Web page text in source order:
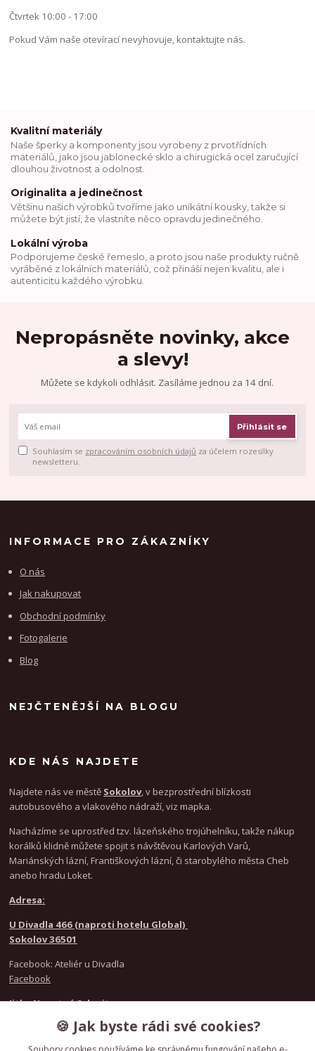
Čtvrtek 10:00 - 17:00
Pokud Vám naše otevírací nevyhovuje, kontaktujte nás.
Kvalitní materiály
Naše šperky a komponenty jsou vyrobeny z prvotřídních
materiálů, jako jsou jablonecké sklo a chirugická ocel zaručující
dlouhou životnost a odolnost.
Originalita a jedinečnost
Většinu našich výrobků tvoříme jako unikátní kousky, takže si
můžete být jistí, že vlastníte něco opravdu jedinečného.
Lokální výroba
Podporujeme české řemeslo, a proto jsou naše produkty ručně
vyráběné z lokálních materiálů, což přináší nejen kvalitu, ale i
autenticitu každého výrobku.
Nepropásněte novinky, akce
a slevy!
Můžete se kdykoli odhlásit. Zasíláme jednou za 14 dní.
Přihlásit se
Souhlasím se zpracováním osobních údajů za účelem rozesílky
newsletteru.
INFORMACE PRO ZÁKAZNÍKY
O nás
Jak nakupovat
Obchodní podmínky
Fotogalerie
Blog
NEJČTENĚJŠÍ NA BLOGU
KDE NÁS NAJDETE
Najdete nás ve městě Sokolov, v bezprostřední blízkosti
autobusového a vlakového nádraží, viz mapka.
Nacházíme se uprostřed tzv. lázeňského trojúhelníku, takže nákup
korálků klidně můžete spojit s návštěvou Karlových Varů,
Mariánských lázní, Františkových lázní, či starobylého města Cheb
anebo hradu Loket.
Adresa:
U Divadla 466 (naproti hotelu Global)
Sokolov 36501
Facebook: Ateliér u Divadla
Facebook
Jitka Novotná Schmitz
+420 777 021 916
Nicole Kunzeová
+420 720 986 846
🍪 Jak byste rádi své cookies?